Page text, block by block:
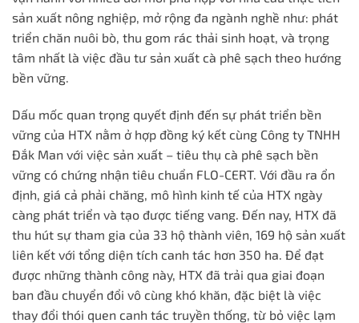
sản xuất nông nghiệp, mở rộng đa ngành nghề như: phát
triển chăn nuôi bò, thu gom rác thải sinh hoạt, và trọng
tâm nhất là việc đầu tư sản xuất cà phê sạch theo hướng
bền vững.
Dấu mốc quan trọng quyết định đến sự phát triển bền
vững của HTX nằm ở hợp đồng ký kết cùng Công ty TNHH
Đắk Man với việc sản xuất – tiêu thụ cà phê sạch bền
vững có chứng nhận tiêu chuẩn FLO-CERT. Với đầu ra ổn
định, giá cả phải chăng, mô hình kinh tế của HTX ngày
càng phát triển và tạo được tiếng vang. Đến nay, HTX đã
thu hút sự tham gia của 33 hộ thành viên, 169 hộ sản xuất
liên kết với tổng diện tích canh tác hơn 350 ha. Để đạt
được những thành công này, HTX đã trải qua giai đoạn
ban đầu chuyển đổi vô cùng khó khăn, đặc biệt là việc
thay đổi thói quen canh tác truyền thống, từ bỏ việc lạm